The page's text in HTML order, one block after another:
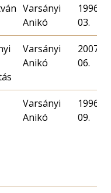
Varsányi
Anikó
1996.
03.
Varsányi
Anikó
2007.
06.
Varsányi
Anikó
1996.
09.